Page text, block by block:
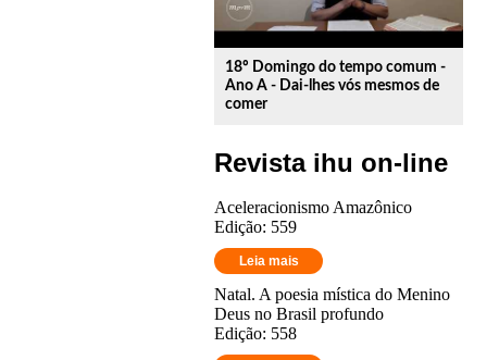
18º Domingo do tempo comum -
Ano A - Dai-lhes vós mesmos de
comer
Revista ihu on-line
Aceleracionismo Amazônico
Edição: 559
Leia mais
Natal. A poesia mística do Menino
Deus no Brasil profundo
Edição: 558